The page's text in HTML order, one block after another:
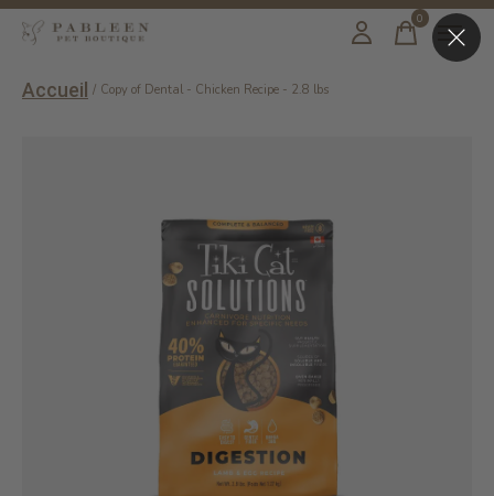
0items
Accueil / Copy of Dental - Chicken Recipe - 2.8 lbs